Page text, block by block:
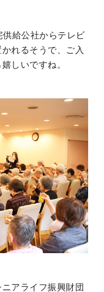
給公社からテレビ
れるそうで、ご入
しいですね。
アライフ振興財団